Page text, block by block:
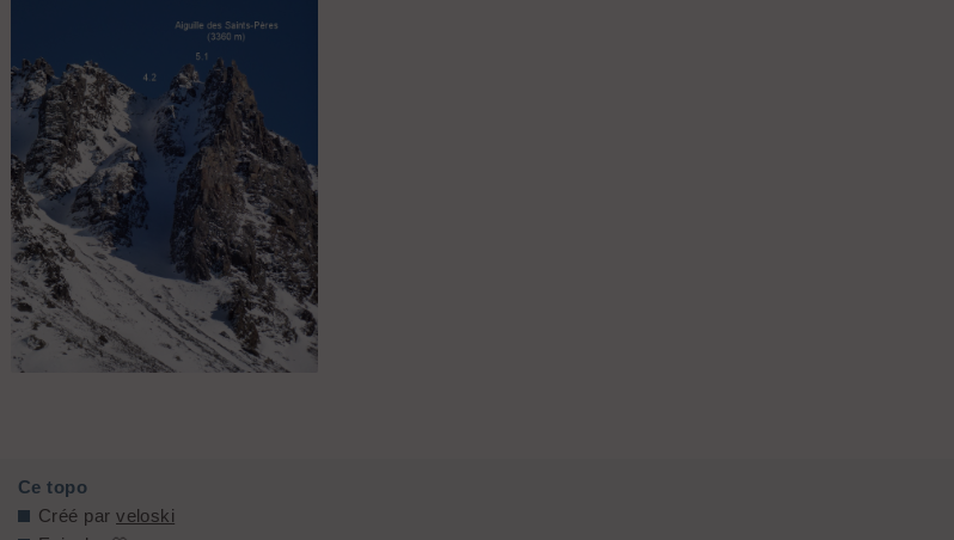
Ce topo
Créé parveloski